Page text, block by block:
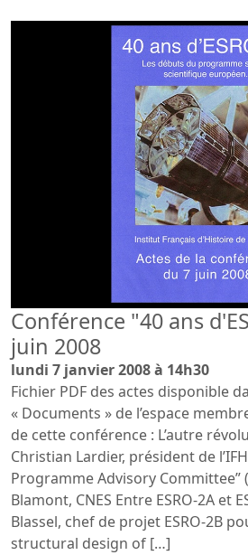
Conférence "40 ans
juin 2008
lundi 7 janvier 2008 à 14h30
Fichier PDF des actes disponible
« Documents » de l’espace
de cette conférence : L’autre
Christian Lardier, président de
Programme Advisory Committee”
Blamont, CNES Entre ESRO-2A et
Blassel, chef de projet ESRO-2B
structural design of […]